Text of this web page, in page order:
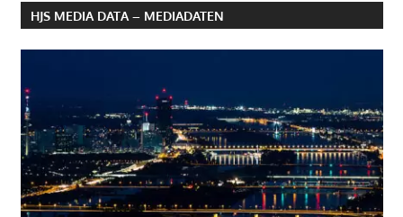
HJS MEDIA DATA – MEDIADATEN